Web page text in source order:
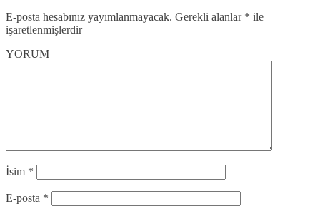
E-posta hesabınız yayımlanmayacak. Gerekli alanlar * ile
işaretlenmişlerdir
YORUM
İsim *
E-posta *